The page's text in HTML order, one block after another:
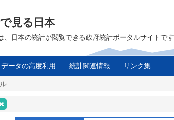
見る日本
、日本の統計が閲覧できる政府統計ポータルサイトです
ータの高度利用 統計関連情報 リンク集